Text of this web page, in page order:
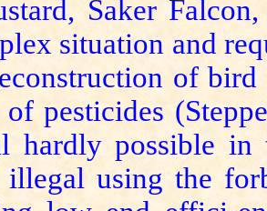
Saker
situation and
of
pesticides
hardly possible
illegal using the